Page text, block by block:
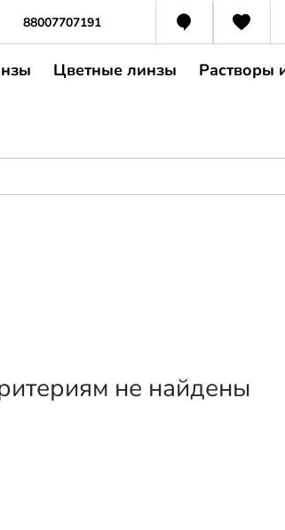
88007707191
Цветные линзы Растворы
не найдены